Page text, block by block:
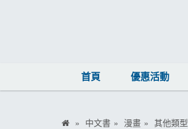
首頁 優惠活動
中文書 漫畫 其他類型
MOOK